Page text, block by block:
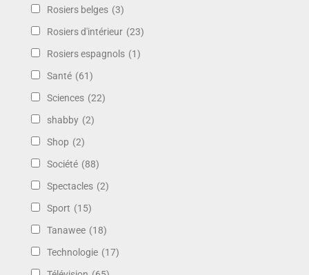
Rosiers belges (3)
Rosiers d'intérieur (23)
Rosiers espagnols (1)
Santé (61)
Sciences (22)
shabby (2)
Shop (2)
Société (88)
Spectacles (2)
Sport (15)
Tanawee (18)
Technologie (17)